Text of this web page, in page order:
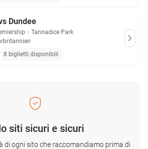
Dundee
・ Tannadice Park
8 biglietti disponibili
siti sicuri e sicuri
di ogni sito che raccomandiamo prima di